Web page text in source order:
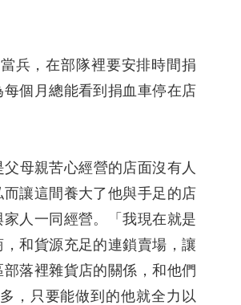
，在部隊裡要安排時間捐
個月總能看到捐血車停在店
母親苦心經營的店面沒有人
讓這間養大了他與手足的店
人一同經營。「我現在就是
和貨源充足的連鎖賣場，讓
落裡雜貨店的關係，和他們
，只要能做到的他就全力以